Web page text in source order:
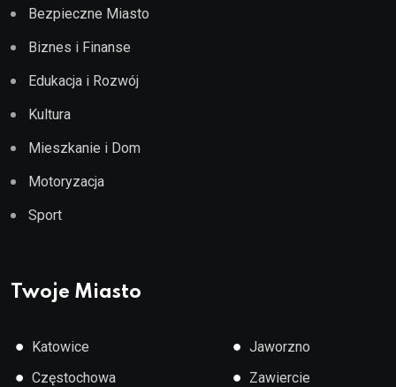
Bezpieczne Miasto
Biznes i Finanse
Edukacja i Rozwój
Kultura
Mieszkanie i Dom
Motoryzacja
Sport
Twoje Miasto
● Katowice
● Częstochowa
● Jaworzno
● Zawiercie